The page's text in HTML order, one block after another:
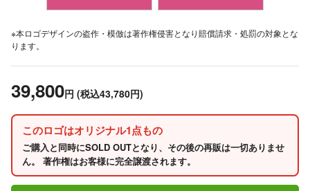
※本ロゴデザインの盗作・模倣は著作権侵害となり賠償請求・処罰の対象とな
ります。
39,800円 (税込43,780円)
このロゴはオリジナル1点もの
ご購入と同時にSOLD OUTとなり、その後の再販は一切ありませ
ん。 著作権はお客様に完全譲渡されます。